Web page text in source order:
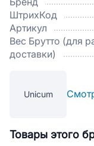
Бренд
ШтрихКод
Артикул
Вес Брутто (для
доставки)
Unicum
Товары этого